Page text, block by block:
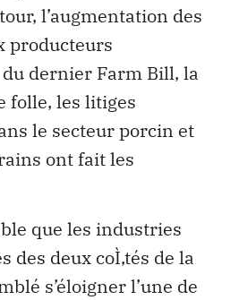
l’augmentation des
producteurs
dernier Farm Bill, la
folle, les litiges
le secteur porcin et
ont fait les
que les industries
des deux coÌ‚tés de la
s’éloigner l’une de